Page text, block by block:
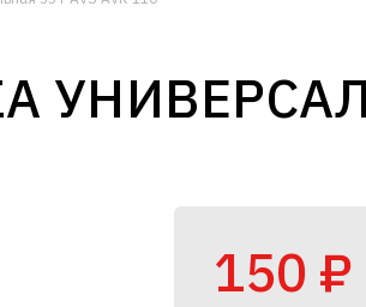
150 ₽